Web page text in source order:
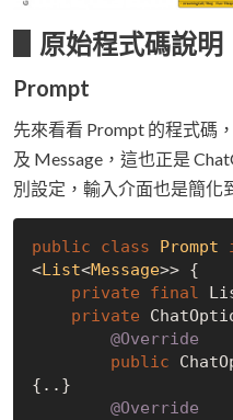
▋原始程式碼說明
Prompt
先來看看 Prompt 的程式碼
及 Message，這也正是
別設定，輸入介面也是簡化
public class Prompt
<List<Message>> {
private
final
private
@Override
public
{..}
@Override